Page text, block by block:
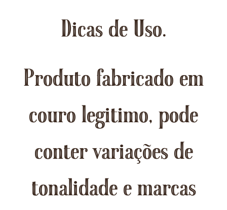
Dicas de Uso.
Produto fabricado em
couro legitimo, pode
conter variações de
tonalidade e marcas